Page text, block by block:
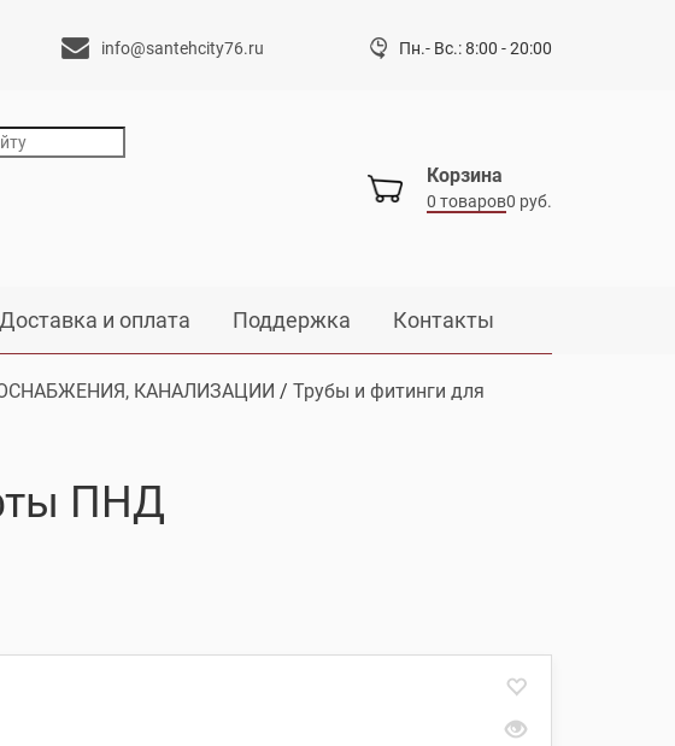
info@santehcity76.ru Пн.- Вс.: 8:00 - 20:00
Корзина
0 товаров0 руб.
Доставка и оплата Поддержка Контакты
КАНАЛИЗАЦИИ / Трубы и фитинги для
ПНД